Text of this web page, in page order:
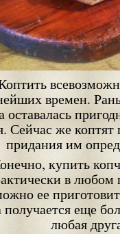
времен.
оставалась
Сейчас же
придания им
купить
в любом
ее
получается еще
любая